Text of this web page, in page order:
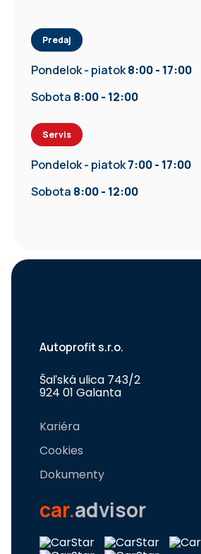
Predaj
Pondelok - piatok8:00 - 17:00
Sobota 8:00 - 12:00
Servis
Pondelok - piatok7:00 - 17:00
Sobota 8:00 - 12:00
Autoprofit s.r.o.
Šaľská ulica 743/2
924 01 Galanta
Kariéra
Cookies
Dokumenty
car.advisor